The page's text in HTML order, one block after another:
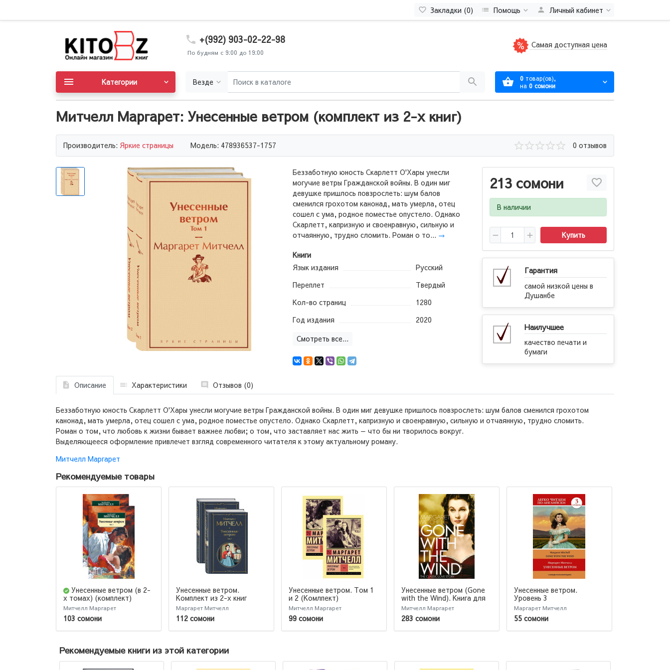
Закладки (0) Помощь Личный кабинет
+(992) 903-02-22-98
По будням с 9:00 до 19:00
Самая доступная цена
Везде 0 товар(ов),
на 0 сомони
Категории
Митчелл Маргарет: Унесенные ветром (комплект из 2-х книг)
Производитель: Яркие страницы Модель: 478936537-1757 0 отзывов
213 сомони
В наличии
Купить
Гарантия
самой низкой цены в
Душанбе
Наилучшее
качество печати и
бумаги
Беззаботную юность Скарлетт О'Хары унесли
могучие ветры Гражданской войны. В один миг
девушке пришлось повзрослеть: шум балов
сменился грохотом канонад, мать умерла, отец
сошел с ума, родное поместье опустело. Однако
Скарлетт, капризную и своенравную, сильную и
отчаянную, трудно сломить. Роман о то... →
Книги
Язык издания
Русский
Переплет
Твердый
Кол-во страниц
1280
Год издания
2020
Смотреть все...
Описание Характеристики Отзывов (0)
Беззаботную юность Скарлетт О'Хары унесли могучие ветры Гражданской войны. В один миг девушке пришлось повзрослеть: шум балов сменился грохотом
канонад, мать умерла, отец сошел с ума, родное поместье опустело. Однако Скарлетт, капризную и своенравную, сильную и отчаянную, трудно сломить.
Роман о том, что любовь к жизни бывает важнее любви; о том, что заставляет нас жить — что бы ни творилось вокруг.
Выделяющееся оформление привлечет взгляд современного читателя к этому актуальному роману.
Митчелл Маргарет
Рекомендуемые товары
Унесенные ветром (в 2-
х томах) (комплект)
Митчелл Маргарет
103 сомони
Унесенные ветром.
Комплект из 2-х книг
(Подарочное издание)
Маргарет Митчелл
112 сомони
Унесенные ветром. Том 1
и 2 (Комлпект)
Митчелл Маргарет
99 сомони
Унесенные ветром (Gone
with the Wind). Книга для
чтения на английском
языке. Без адаптации
Митчелл Маргарет
283 сомони
Унесенные ветром.
Уровень 3
Маргарет Митчелл
55 сомони
Рекомендуемые книги из этой категории